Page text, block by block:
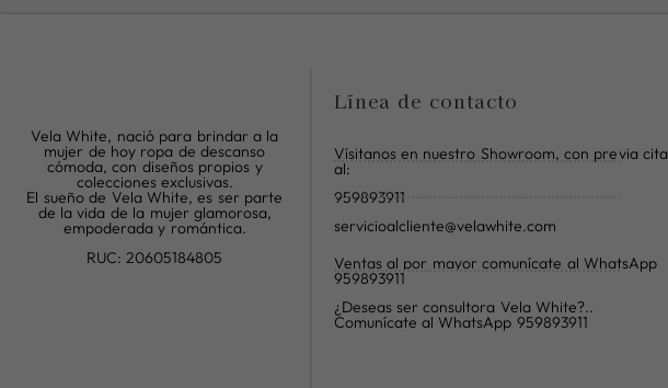
Vela White, nació para brindar a la
mujer de hoy ropa de descanso
cómoda, con diseños propios y
colecciones exclusivas.
El sueño de Vela White, es ser parte
de la vida de la mujer glamorosa,
empoderada y romántica.
RUC: 20605184805
Línea de contacto
Vísitanos en nuestro Showroom, con previa cita
al:
959893911
servicioalcliente@velawhite.com
Ventas al por mayor comunícate al WhatsApp
959893911
¿Deseas ser consultora Vela White?..
Comunícate al WhatsApp 959893911